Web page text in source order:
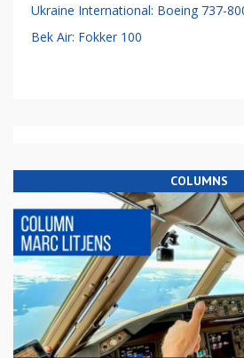
Ukraine International: Boeing 737-
Bek Air: Fokker 100
COLUMNS